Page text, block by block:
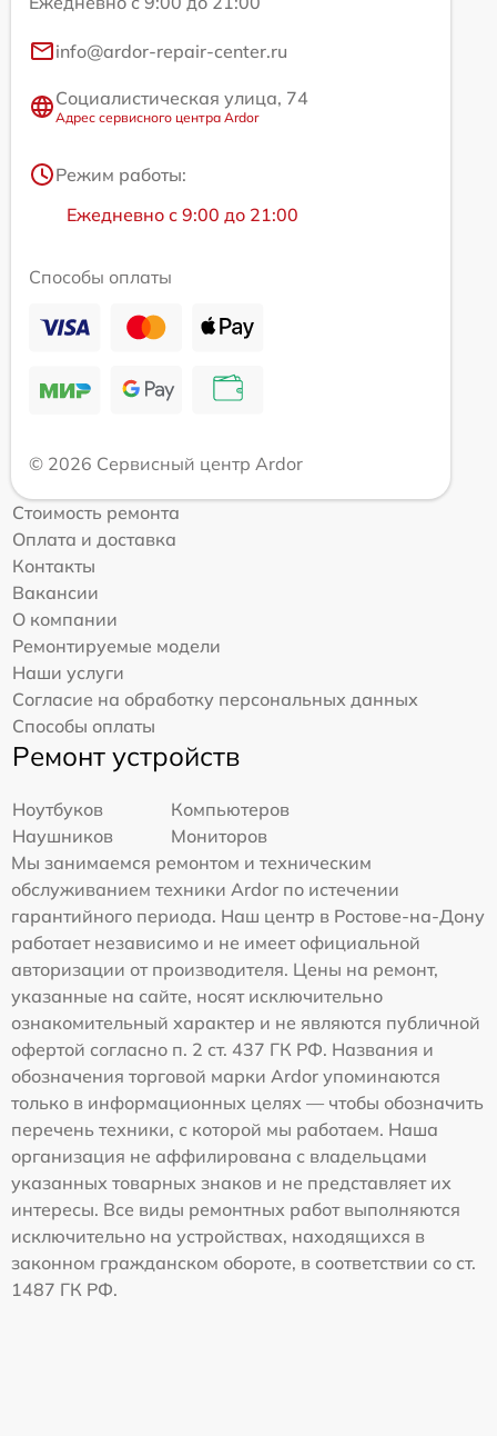
info@ardor-repair-center.ru
Социалистическая улица, 74
Адрес сервисного центра Ardor
Режим работы:
Ежедневно с 9:00 до 21:00
Способы оплаты
© 2026 Сервисный центр Ardor
Стоимость ремонта
Оплата и доставка
Контакты
Вакансии
О компании
Ремонтируемые модели
Наши услуги
Согласие на обработку персональных данных
Способы оплаты
Ремонт устройств
Ноутбуков
Компьютеров
Наушников
Мониторов
Мы занимаемся ремонтом и техническим
обслуживанием техники Ardor по истечении
гарантийного периода. Наш центр в Ростове-на-Дону
работает независимо и не имеет официальной
авторизации от производителя. Цены на ремонт,
указанные на сайте, носят исключительно
ознакомительный характер и не являются публичной
офертой согласно п. 2 ст. 437 ГК РФ. Названия и
обозначения торговой марки Ardor упоминаются
только в информационных целях — чтобы обозначить
перечень техники, с которой мы работаем. Наша
организация не аффилирована с владельцами
указанных товарных знаков и не представляет их
интересы. Все виды ремонтных работ выполняются
исключительно на устройствах, находящихся в
законном гражданском обороте, в соответствии со ст.
1487 ГК РФ.